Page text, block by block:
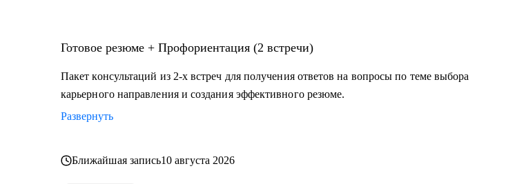
Готовое резюме + Профориентация (2 встречи)
Пакет консультаций из 2-х встреч для получения ответов на вопросы по теме выбора
карьерного направления и создания эффективного резюме.
Развернуть
Ближайшая запись10 августа 2026